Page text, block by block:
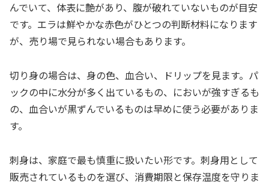
んでいて、体表に艶があり、腹が破れていないものが目安
です。エラは鮮やかな赤色がひとつの判断材料になります
が、売り場で見られない場合もあります。
切り身の場合は、身の色、血合い、ドリップを見ます。パ
ックの中に水分が多く出ているもの、においが強すぎるも
の、血合いが黒ずんでいるものは早めに使う必要がありま
す。
刺身は、家庭で最も慎重に扱いたい形です。刺身用として
販売されているものを選び、消費期限と保存温度を守りま